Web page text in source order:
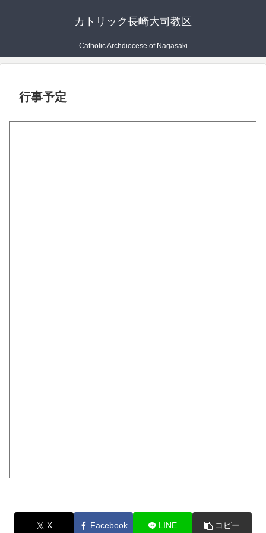
カトリック長崎大司教区
Catholic Archdiocese of Nagasaki
行事予定
X Facebook LINE コピー